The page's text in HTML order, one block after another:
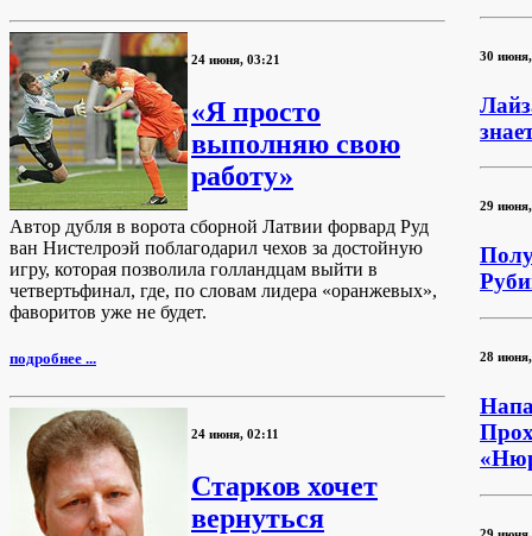
24 июня, 03:21
«Я просто
выполняю свою
работу»
Автор дубля в ворота сборной Латвии форвард Руд
ван Нистелроэй поблагодарил чехов за достойную
игру, которая позволила голландцам выйти в
четвертьфинал, где, по словам лидера «оранжевых»,
фаворитов уже не будет.
подробнее ...
24 июня, 02:11
Старков хочет
вернуться
30
29
28